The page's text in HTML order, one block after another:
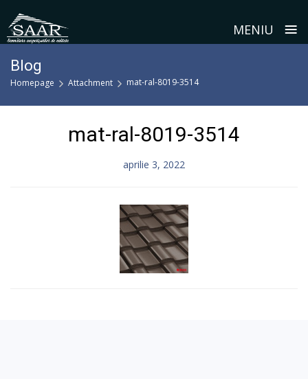
MENIU ≡
content
Blog
Homepage Attachment mat-ral-8019-3514
mat-ral-8019-3514
aprilie 3, 2022